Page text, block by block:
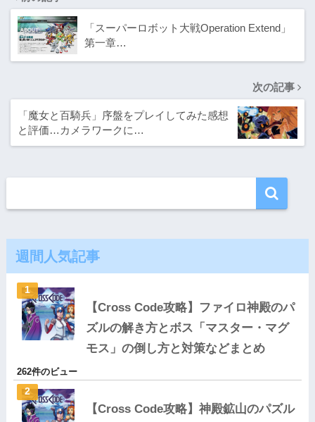
「スーパーロボット大戦Operation Extend」
第一章…
次の記事
「魔女と百騎兵」序盤をプレイしてみた感想
と評価…カメラワークに…
週間人気記事
【Cross Code攻略】ファイロ神殿のパ
ズルの解き方とボス「マスター・マグ
モス」の倒し方と対策などまとめ
262件のビュー
【Cross Code攻略】神殿鉱山のパズル